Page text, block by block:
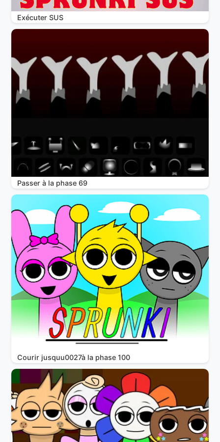
Exécuter SUS
Passer à la phase 69
Courir jusquu0027à la phase 100